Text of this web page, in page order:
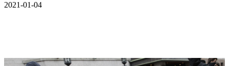
2021-01-04